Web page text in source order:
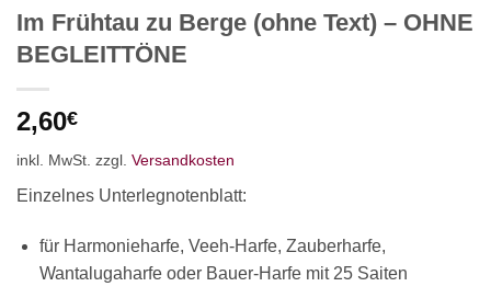
Im Frühtau zu Berge (ohne Text) – OHNE
BEGLEITTÖNE
2,60€
inkl. MwSt. zzgl. Versandkosten
Einzelnes Unterlegnotenblatt:
für Harmonieharfe, Veeh-Harfe, Zauberharfe,
Wantalugaharfe oder Bauer-Harfe mit 25 Saiten